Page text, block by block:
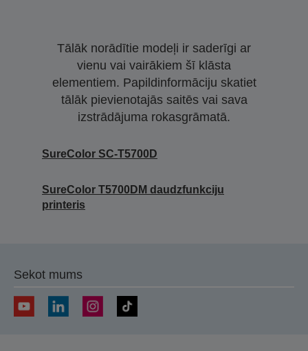
Tālāk norādītie modeļi ir saderīgi ar
vienu vai vairākiem šī klāsta
elementiem. Papildinformāciju skatiet
tālāk pievienotajās saitēs vai sava
izstrādājuma rokasgrāmatā.
SureColor SC-T5700D
SureColor T5700DM daudzfunkciju
printeris
Sekot mums